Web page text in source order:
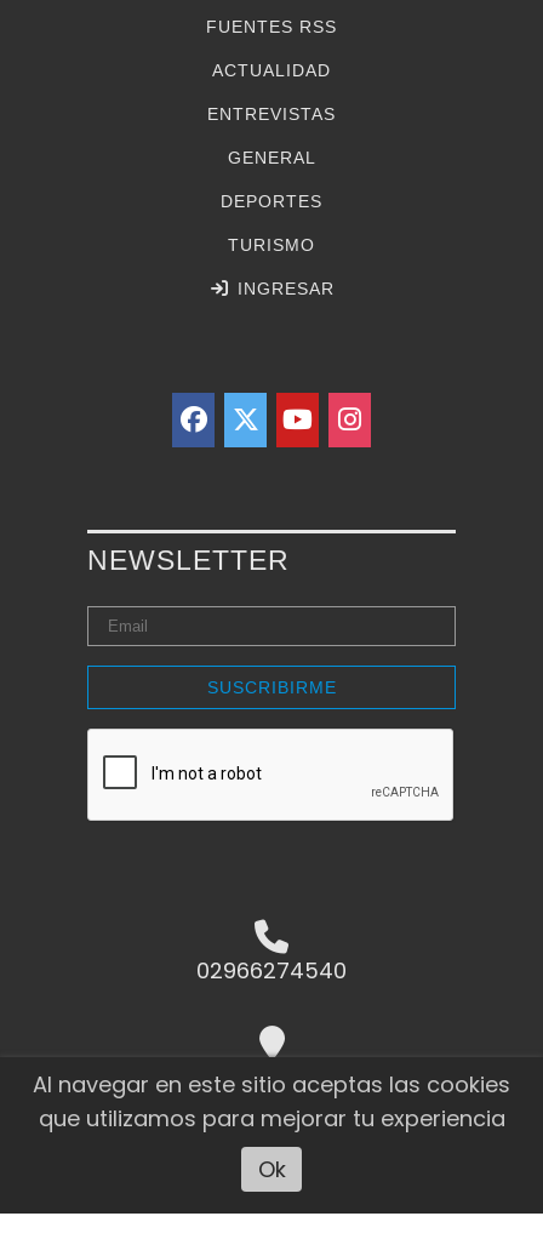
FUENTES RSS
ACTUALIDAD
ENTREVISTAS
GENERAL
DEPORTES
TURISMO
INGRESAR
NEWSLETTER
SUSCRIBIRME
02966274540
Raúl Miño 1823 El Calafate - Santa
Cruz
ahoracalafate@cotecal.com.ar
Al navegar en este sitio aceptas las cookies
que utilizamos para mejorar tu experiencia
Ok